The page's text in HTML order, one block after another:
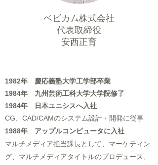
ベビカム株式会社
代表取締役
​安西正育
1982年 慶応義塾大学工学部卒業
​1984年 九州芸術工科大学大学院修了
​1984年 日本ユニシスへ入社
CG、CAD/CAMのシステム設計・開発に従事
1988年 アップルコンピュータに入社
マルチメディア担当課長として、マーケティン
グ、マルチメディアタイトルのプロデュース、